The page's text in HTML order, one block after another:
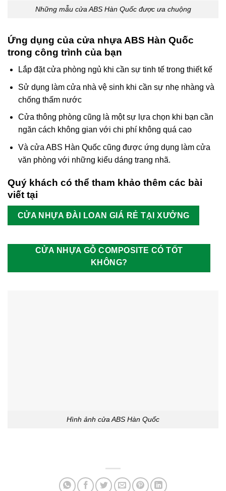
Những mẫu cửa ABS Hàn Quốc được ưa chuộng
Ứng dụng của cửa nhựa ABS Hàn Quốc
trong công trình của bạn
Lắp đặt cửa phòng ngủ khi cần sự tinh tế trong thiết kế
Sử dụng làm cửa nhà vệ sinh khi cần sự nhẹ nhàng và
chống thấm nước
Cửa thông phòng cũng là một sự lựa chọn khi bạn cần
ngăn cách không gian với chi phí không quá cao
Và cửa ABS Hàn Quốc cũng được ứng dụng làm cửa
văn phòng với những kiểu dáng trang nhã.
Quý khách có thể tham khảo thêm các bài
viết tại
CỬA NHỰA ĐÀI LOAN GIÁ RẺ TẠI XƯỞNG
CỬA NHỰA GỖ COMPOSITE CÓ TỐT
KHÔNG?
Hình ảnh cửa ABS Hàn Quốc